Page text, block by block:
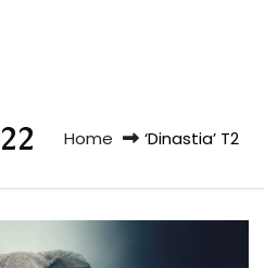
Home ‘Dinastia’ T2